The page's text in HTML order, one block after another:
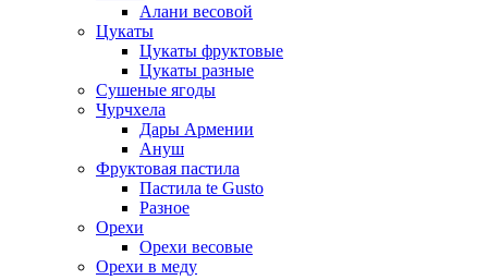
Алани весовой
Цукаты
Цукаты фруктовые
Цукаты разные
Сушеные ягоды
Чурчхела
Дары Армении
Ануш
Фруктовая пастила
Пастила te Gusto
Разное
Орехи
Орехи весовые
Орехи в меду